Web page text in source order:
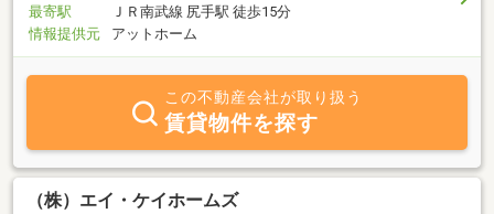
最寄駅
ＪＲ南武線 尻手駅 徒歩15分
情報提供元
アットホーム
この不動産会社が取り扱う
賃貸物件を探す
（株）エイ・ケイホームズ